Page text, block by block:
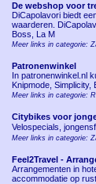
De webshop voor
DiCapolavori biedt
waarderen.
Boss, La M
Meer links in categorie:
Patronenwinkel
In patronenwinkel.nl
Knipmode,
Meer links in categorie:
Citybikes voor
Velospecials,
Meer links in categorie:
Feel2Travel -
Arrangementen in
accommodatie op